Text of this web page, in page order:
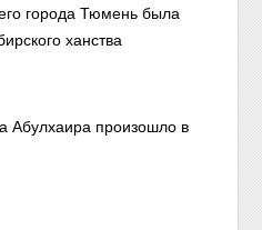
города Тюмень была
ханства
Абулхаира произошло в